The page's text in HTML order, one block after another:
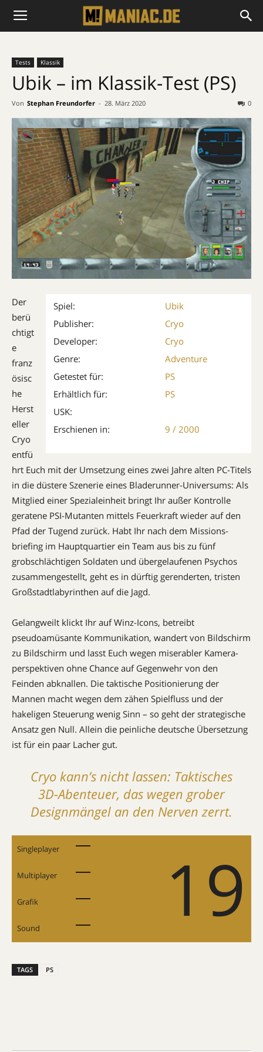
Tests Klassik
Ubik – im Klassik-Test (PS)
Von Stephan Freundorfer - 28. März 2020 0
Spiel:
Ubik
Publisher:
Cryo
Developer:
Cryo
Genre:
Adventure
Getestet für:
PS
Erhältlich für:
PS
USK:
Erschienen in:
9 / 2000
Der
berü
chtigt
e
franz
ösisc
he
Herst
el­ler
Cryo
entfü
hrt Euch mit der Umset­zung eines zwei Jahre alten PC-Titels
in die düstere Szenerie eines Bladerunner-Uni­versums: Als
Mitglied einer Spe­zialeinheit bringt Ihr außer Kon­trolle
geratene PSI-Mutanten mittels Feuerkraft wieder auf den
Pfad der Tugend zu­rück. Habt Ihr nach dem Mis­sions­
briefing im Hauptquartier ein Team aus bis zu fünf
grobschlächtigen Soldaten und übergelaufenen Psychos
zusammengestellt, geht es in dürftig gerenderten, tristen
Großstadtlaby­rinthen auf die Jagd.
Gelangweilt klickt Ihr auf Winz-Icons, betreibt
pseudoamüsante Kommunikation, wandert von Bild­schirm
zu Bild­schirm und lasst Euch wegen miserabler Kamera­
perspektiven ohne Chance auf Gegenwehr von den
Feinden abknallen. Die taktische Posi­tio­nierung der
Mannen macht wegen dem zähen Spielfluss und der
hakeligen Steuerung wenig Sinn – so geht der strategische
Ansatz gen Null. Allein die peinliche deutsche Übersetzung
ist für ein paar Lacher gut.
Cryo kann’s nicht lassen: Taktisches
3D-Abenteuer, das wegen grober
Design­mängel an den Nerven zerrt.
Singleplayer 19
Multiplayer
Grafik
Sound
TAGS PS